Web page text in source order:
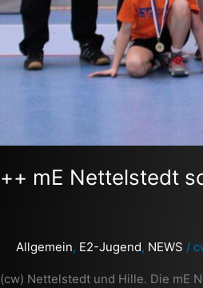
++ mE Nettelstedt
Allgemein, E2-Jugend, NEWS /
(cw) Nettelstedt und Hille. Die mE